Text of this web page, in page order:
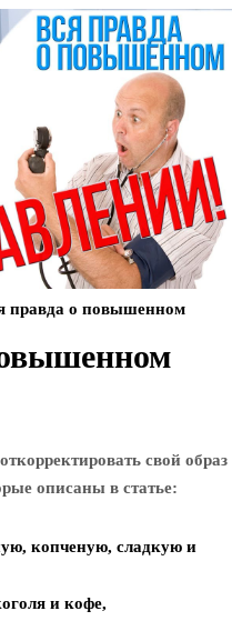
о повышенном
свой образ
описаны в статье:
копченую, сладкую и
и кофе,